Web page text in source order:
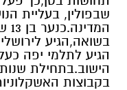
בשואה,הגיע
הגיע לתלמי יפה
הישוב.בתחילת
בקבוצות